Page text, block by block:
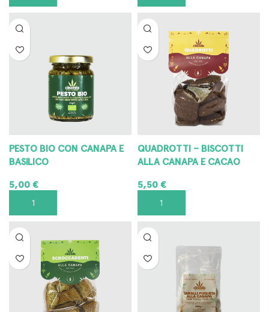
PESTO BIO CON CANAPA E
BASILICO
5,00€
AGGIUNGI AL CARRELLO
QUADROTTI – BISCOTTI
ALLA CANAPA E CACAO
5,50€
AGGIUNGI AL CARRELLO